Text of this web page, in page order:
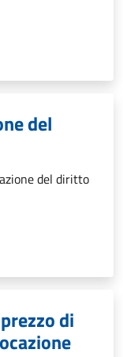
del
del diritto
di